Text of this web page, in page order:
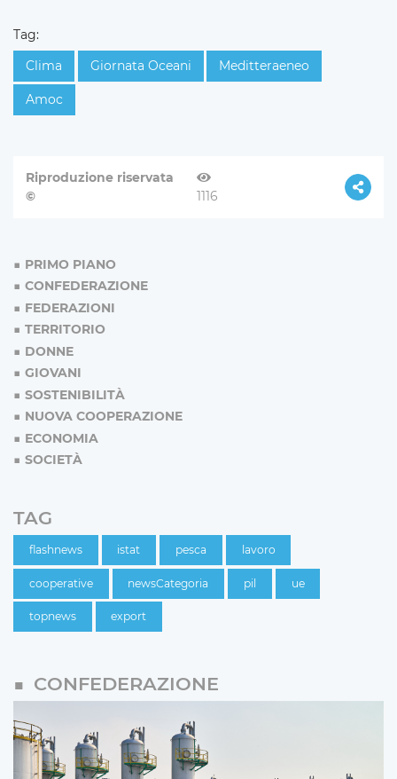
Tag:
Clima
Giornata Oceani Meditteraeneo
Amoc
Riproduzione riservata
©
1116
PRIMO PIANO
CONFEDERAZIONE
FEDERAZIONI
TERRITORIO
DONNE
GIOVANI
SOSTENIBILITÀ
NUOVA COOPERAZIONE
ECONOMIA
SOCIETÀ
TAG
flashnews istat pesca lavoro
cooperative newsCategoria pil ue
topnews export
CONFEDERAZIONE